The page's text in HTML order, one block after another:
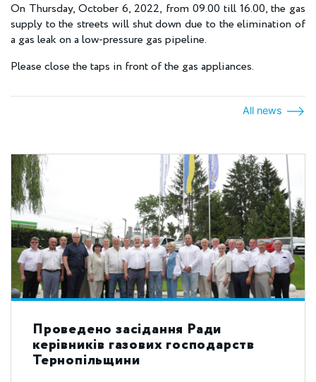
On Thursday, October 6, 2022, from 09.00 till 16.00, the gas
supply to the streets will shut down due to the elimination of
a gas leak on a low-pressure gas pipeline.
Please close the taps in front of the gas appliances.
All news
Проведено засідання Ради
керівників газових господарств
Тернопільщини